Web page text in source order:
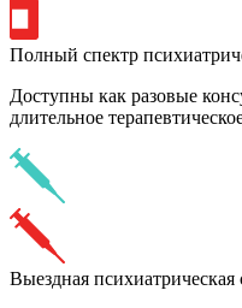
Полный спектр
Доступны как разовые
длительное
Выездная психиатрическая